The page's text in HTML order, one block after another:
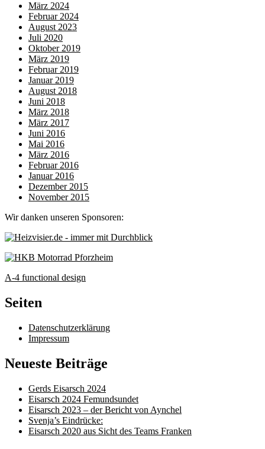
März 2024
Februar 2024
August 2023
Juli 2020
Oktober 2019
März 2019
Februar 2019
Januar 2019
August 2018
Juni 2018
März 2018
März 2017
Juni 2016
Mai 2016
März 2016
Februar 2016
Januar 2016
Dezember 2015
November 2015
Wir danken unseren Sponsoren:
A-4 functional design
Seiten
Datenschutzerklärung
Impressum
Neueste Beiträge
Gerds Eisarsch 2024
Eisarsch 2024 Femundsundet
Eisarsch 2023 – der Bericht von Aynchel
Svenja’s Eindrücke:
Eisarsch 2020 aus Sicht des Teams Franken